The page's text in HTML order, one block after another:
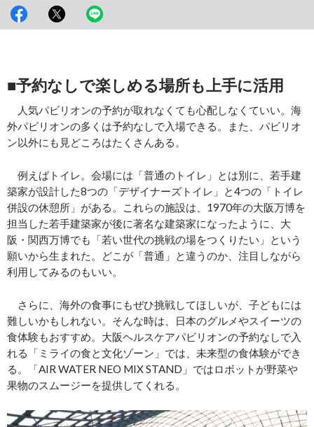
■予約なしで楽しめる場所も上手に活用
人気パビリオンの予約が取れなくても心配しなくていい。海
外パビリオンの多くは予約なしで入場できる。また、パビリオ
ン以外にも見どころはたくさんある。
例えばトイレ。会場には「普通のトイレ」とは別に、若手建
築家が設計した8つの「デザイナーズトイレ」と4つの「トイレ
併設の休憩所」がある。これらの施設は、1970年の大阪万博を
担当した若手建築家が後に著名な建築家になったように、大
阪・関西万博でも「若い世代の挑戦の場をつくりたい」という
願いから生まれた。どこが「普通」と違うのか、注目しながら
利用してみるのもいい。
さらに、海外の食事にもぜひ挑戦してほしいが、子どもには
難しいかもしれない。そんな時は、日本のグルメやスイーツの
食体験もおすすめ。大阪ヘルスケアパビリオンの予約なしで入
れる「ミライの食と文化ゾーン」では、未来型の食体験ができ
る。「AIR WATER NEO MIX STAND」ではロボットが野菜や
果物のスムージーを提供してくれる。